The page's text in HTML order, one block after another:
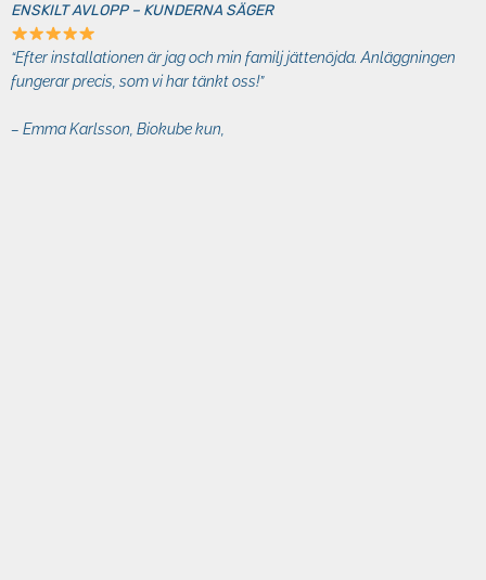
ENSKILT AVLOPP – KUNDERNA SÄGER
“Efter installationen är jag och min familj jättenöjda. Anläggningen
fungerar precis, som vi har tänkt oss!”
– Emma Karlsson, Biokube kun,